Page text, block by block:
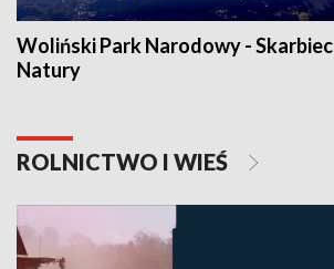
Woliński Park Narodowy - Skarbiec
Natury
ROLNICTWO I WIEŚ